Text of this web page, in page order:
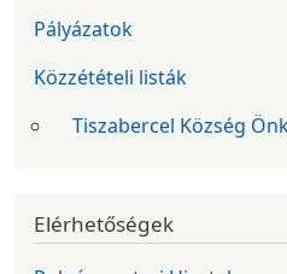
Pályázatok
Közzétételi listák
Tiszabercel Község
Elérhetőségek